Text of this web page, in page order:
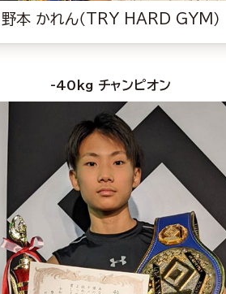
野本 かれん（TRY HARD GYM）
-40kg チャンピオン